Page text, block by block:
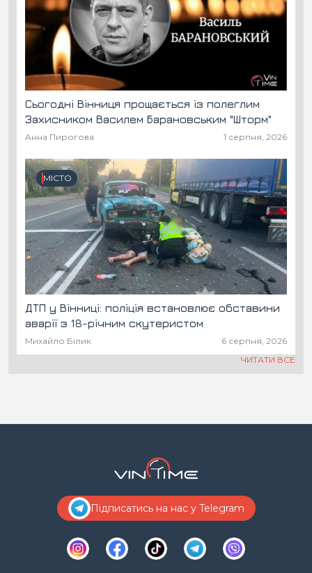
Сьогодні Вінниця прощається із полеглим
Захисником Василем Барановським "Шторм"
Анна Пирогова 1 серпня, 2026
МІСТО
ДТП у Вінниці: поліція встановлює обставини
аварії з 18-річним скутеристом
Михайло Білик
6 серпня, 2026
ЧИТАТИ ВСЕ
Підписатись на нас у Telegram